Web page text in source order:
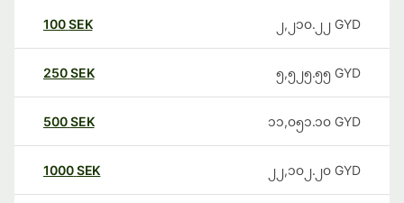
100SEK ၂,၂၁၀.၂၂ GYD
250SEK ၅,၅၂၅.၅၅ GYD
500SEK ၁၁,၀၅၁.၁၀ GYD
1000SEK ၂၂,၁၀၂.၂၀ GYD